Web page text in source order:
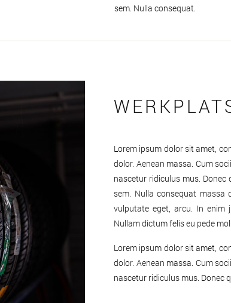
sem. Nulla consequat.
Lorem ipsum dolor sit amet,
dolor. Aenean massa. Cum
nascetur ridiculus mus. Donec
sem. Nulla consequat massa
vulputate eget, arcu. In enim
Nullam dictum felis eu pede
Lorem ipsum dolor sit amet,
dolor. Aenean massa. Cum
nascetur ridiculus mus. Donec